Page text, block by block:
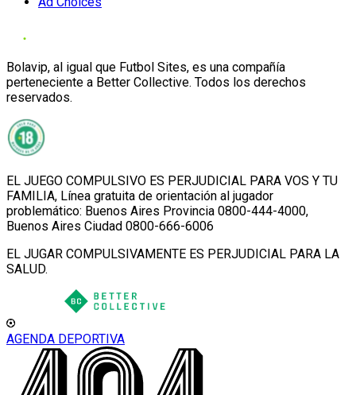
Bolavip, al igual que Futbol Sites, es una compañía
perteneciente a Better Collective. Todos los derechos
reservados.
EL JUEGO COMPULSIVO ES PERJUDICIAL PARA VOS Y TU
FAMILIA, Línea gratuita de orientación al jugador
problemático: Buenos Aires Provincia 0800-444-4000,
Buenos Aires Ciudad 0800-666-6006
EL JUGAR COMPULSIVAMENTE ES PERJUDICIAL PARA LA
SALUD.
AGENDA DEPORTIVA